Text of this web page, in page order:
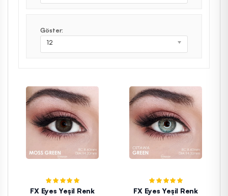
Göster:
12
FX Eyes Yeşil Renk
FX Eyes Yeşil Renk